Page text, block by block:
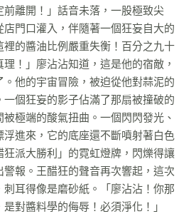
離開！」話音未落，一股極致尖
門口灌入，伴隨著一個狂妄自大的
裡的醬油比例嚴重失衡！百分之九十
！」廖沾沾知道，這是他的宿敵，
他的宇宙冒險，被迫從他對蒜泥的
個狂妄的影子佔滿了那扇被撞破的
極端的酸氣扭曲。一個閃閃發光、
進來，它的底座還不斷噴射著白色
派大勝利」的霓虹燈牌，閃爍得讓
報。王醋狂的聲音再次響起，這次
耳得像是磨砂紙。「廖沾沾！你那
對醬料學的侮辱！必須淨化！」